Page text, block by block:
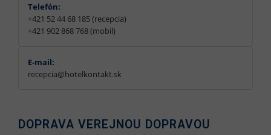
Telefón:
+421 52 44 68 185 (recepcia)
+421 902 868 768 (mobil)
E-mail:
recepcia@hotelkontakt.sk
DOPRAVA VEREJNOU DOPRAVOU